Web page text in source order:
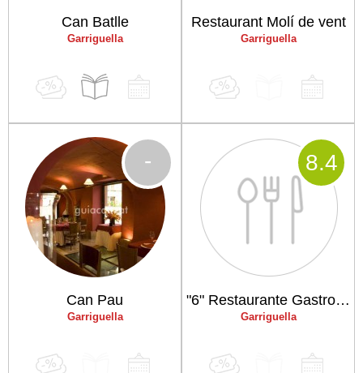
Can Batlle
Garriguella
Restaurant Molí de vent
Garriguella
Can Pau
Garriguella
-
"6" Restaurante Gastronomico
Garriguella
8.4